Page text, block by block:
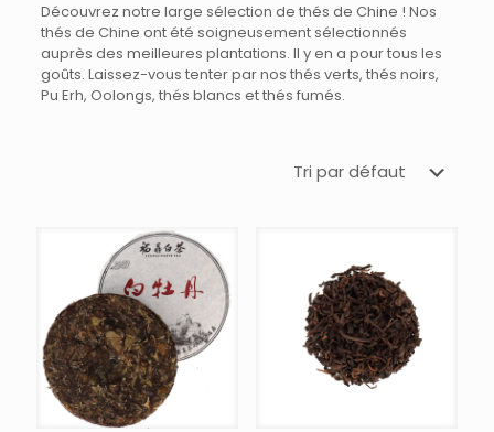
Découvrez notre large sélection de thés de Chine ! Nos
thés de Chine ont été soigneusement sélectionnés
auprès des meilleures plantations. Il y en a pour tous les
goûts. Laissez-vous tenter par nos thés verts, thés noirs,
Pu Erh, Oolongs, thés blancs et thés fumés.